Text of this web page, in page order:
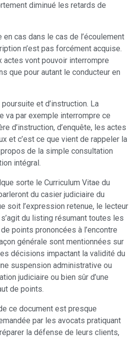
diminué les retards de
en cas dans le cas de l’écoulement
n’est pas forcément acquise.
actes vont pouvoir interrompre
que pour autant le conducteur en
poursuite et d’instruction. La
va par exemple interrompre ce
d’instruction, d’enquête, les actes
et c’est ce que vient de rappeler la
de la simple consultation
intégral.
sorte le Curriculum Vitae du
du casier judiciaire du
soit l’expression retenue, le lecteur
du listing résumant toutes les
points prononcées à l’encontre
générale sont mentionnées sur
décisions impactant la validité du
suspension administrative ou
judiciaire ou bien sûr d’une
de points.
ce document est presque
par les avocats pratiquant
la défense de leurs clients,